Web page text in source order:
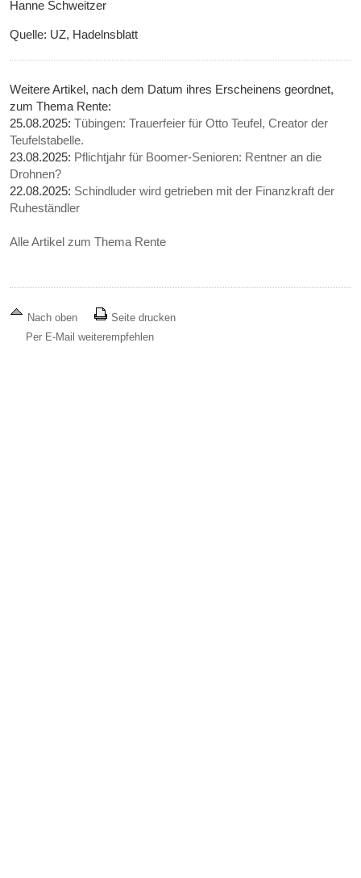
Hanne Schweitzer
Quelle: UZ, Hadelnsblatt
Weitere Artikel, nach dem Datum ihres Erscheinens geordnet,
zum Thema Rente:
25.08.2025:Tübingen: Trauerfeier für Otto Teufel, Creator der
Teufelstabelle.
23.08.2025: Pflichtjahr für Boomer-Senioren: Rentner an die
Drohnen?
22.08.2025: Schindluder wird getrieben mit der Finanzkraft der
Ruheständler
Alle Artikel zum Thema Rente
Nach oben
Seite drucken
Per E-Mail weiterempfehlen